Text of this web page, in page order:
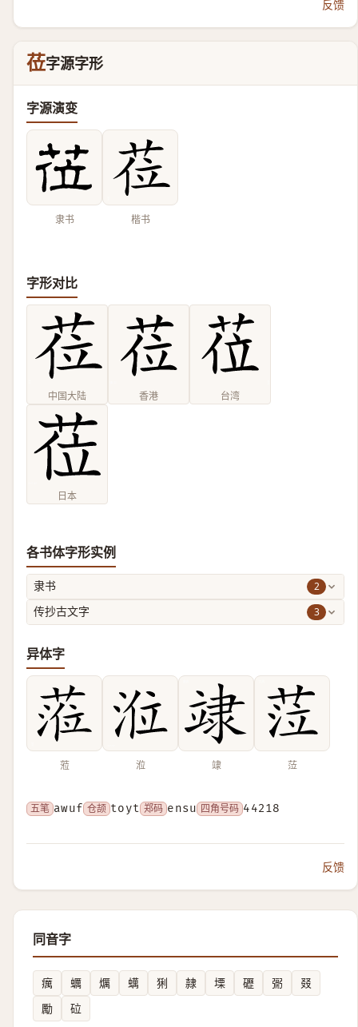
反馈
莅字源字形
字源演变
隶书 楷书
字形对比
中国大陆 香港 台湾
日本
各书体字形实例
隶书 2
传抄古文字 3
异体字
蒞 涖 䇐 𦲷
五笔 awuf 仓颉 toyt 郑码 ensu 四角号码 44218
反馈
同音字
癘 蠣 爄 蠇 猁 隷 塛 礰 䰜
叕
勵
砬